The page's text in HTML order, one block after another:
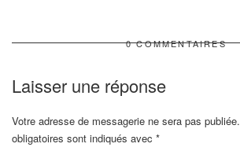
0 COMMENTAIRES
Laisser une réponse
Votre adresse de messagerie ne sera pas publiée.
obligatoires sont indiqués avec *